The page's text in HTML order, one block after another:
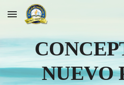
Skip to main content
NUEVO